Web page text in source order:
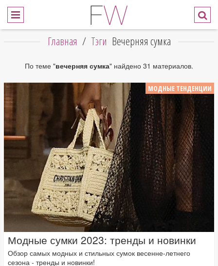
Главная / Тэги Вечерняя сумка
По теме "вечерняя сумка" найдено 31 материалов.
МОДНЫЕ ТЕНДЕНЦИИ
Модные сумки 2023: тренды и новинки
Обзор самых модных и стильных сумок весенне-летнего
сезона - тренды и новинки!